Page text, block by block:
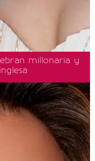
millonaria y